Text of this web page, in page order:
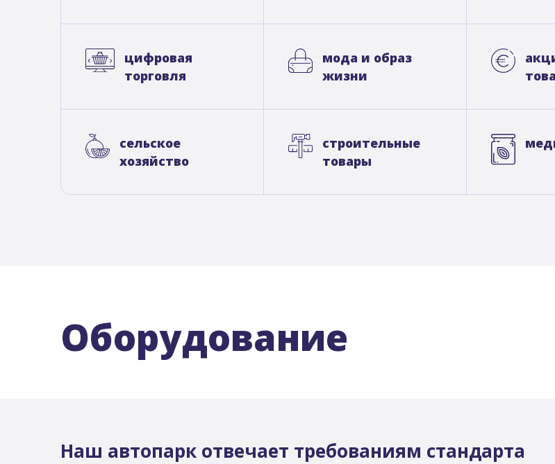
цифровая
торговля
мода и образ
жизни
сельское
хозяйство
строительные
товары
Оборудование
Наш автопарк отвечает требованиям стандарта